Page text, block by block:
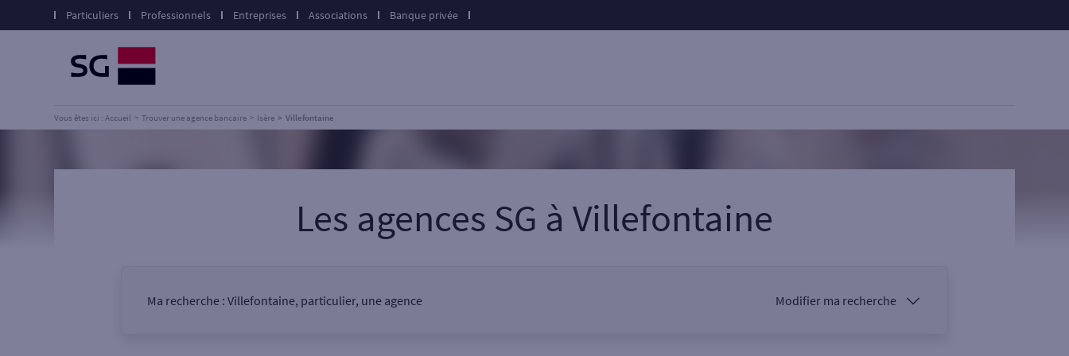
Particuliers Professionnels Entreprises Associations Banque privée
Vous êtes ici : Accueil Trouver une agence bancaire Isère Villefontaine
Les agences SG à Villefontaine
Ma recherche : Villefontaine, particulier, une agence Modifier ma recherche